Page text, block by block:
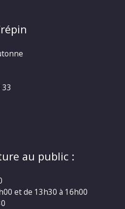
au public :
et de 13h30 à 16h00